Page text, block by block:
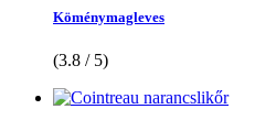
Köménymagleves
(3.8 / 5)